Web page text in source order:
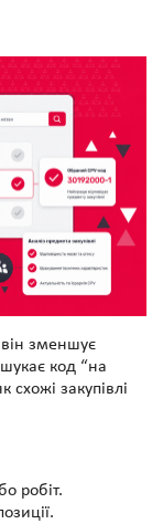
він зменшує
шукає код “на
схожі закупівлі
робіт.